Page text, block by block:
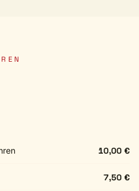
10,00 €
7,50 €